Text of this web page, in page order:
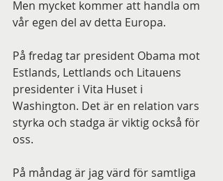
Men mycket kommer att handla om
vår egen del av detta Europa.
På fredag tar president Obama mot
Estlands, Lettlands och Litauens
presidenter i Vita Huset i
Washington. Det är en relation vars
styrka och stadga är viktig också för
oss.
På måndag är jag värd för samtliga